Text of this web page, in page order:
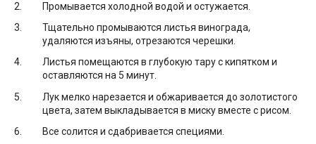
Промывается холодной водой и остужается.
Тщательно промываются листья винограда,
удаляются изъяны, отрезаются черешки.
Листья помещаются в глубокую тару с кипятком и
оставляются на 5 минут.
Лук мелко нарезается и обжаривается до золотистого
цвета, затем выкладывается в миску вместе с рисом.
Все солится и сдабривается специями.